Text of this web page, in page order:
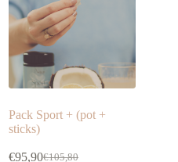
Pack Sport + (pot +
sticks)
€105,80
€95,90